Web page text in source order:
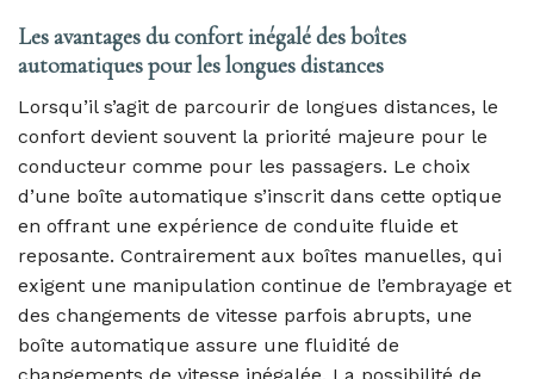
Les avantages du confort inégalé des boîtes
automatiques pour les longues distances
Lorsqu’il s’agit de parcourir de longues distances, le
confort devient souvent la priorité majeure pour le
conducteur comme pour les passagers. Le choix
d’une boîte automatique s’inscrit dans cette optique
en offrant une expérience de conduite fluide et
reposante. Contrairement aux boîtes manuelles, qui
exigent une manipulation continue de l’embrayage et
des changements de vitesse parfois abrupts, une
boîte automatique assure une fluidité de